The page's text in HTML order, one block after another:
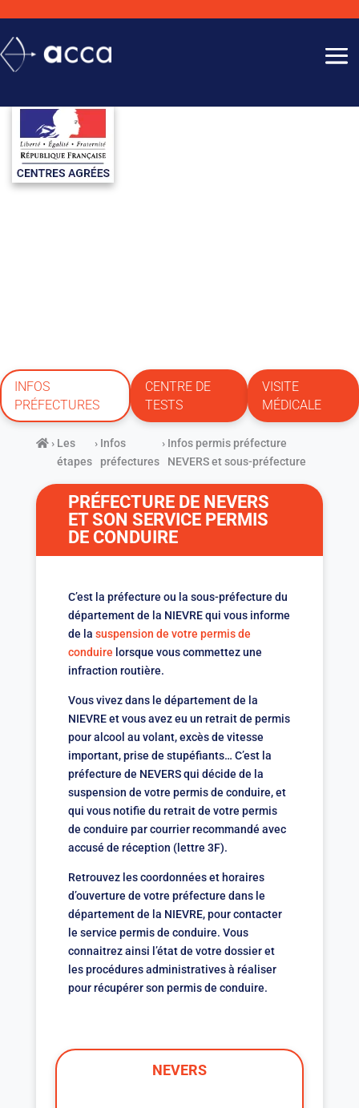
INFOS
PRÉFECTURES
CENTRE DE
TESTS
VISITE
MÉDICALE
› Les
étapes
› Infos
préfectures
› Infos permis préfecture
NEVERS et sous-préfecture
PRÉFECTURE DE NEVERS
ET SON SERVICE PERMIS
DE CONDUIRE
C’est la préfecture ou la sous-préfecture du
département de la NIEVRE qui vous informe
de la suspension de votre permis de
conduire lorsque vous commettez une
infraction routière.
Vous vivez dans le département de la
NIEVRE et vous avez eu un retrait de permis
pour alcool au volant, excès de vitesse
important, prise de stupéfiants… C’est la
préfecture de NEVERS qui décide de la
suspension de votre permis de conduire, et
qui vous notifie du retrait de votre permis
de conduire par courrier recommandé avec
accusé de réception (lettre 3F).
Retrouvez les coordonnées et horaires
d’ouverture de votre préfecture dans le
département de la NIEVRE, pour contacter
le service permis de conduire. Vous
connaitrez ainsi l’état de votre dossier et
les procédures administratives à réaliser
pour récupérer son permis de conduire.
NEVERS